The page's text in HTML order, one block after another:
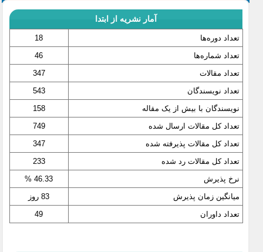
آمار نشریه از ابتدا
تعداد دوره‌ها
18
تعداد شماره‌ها
46
تعداد مقالات
347
تعداد نویسندگان
543
نویسندگان با بیش از یک مقاله
158
تعداد کل مقالات ارسال شده
749
تعداد کل مقالات پذیرفته شده
347
تعداد کل مقالات رد شده
233
نرخ پذیرش
46.33 %
میانگین زمان پذیرش
83 روز
تعداد داوران
49